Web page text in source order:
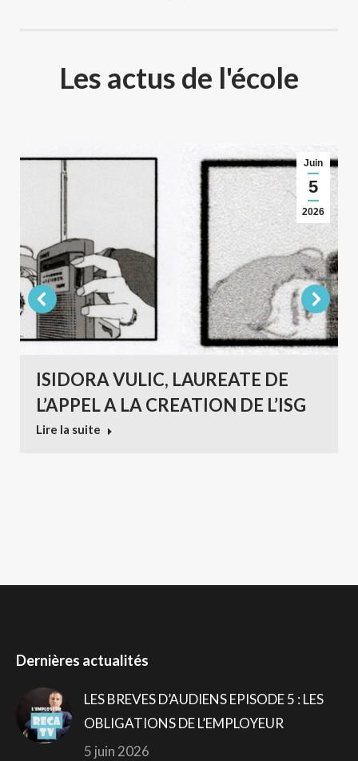
Les actus de l'école
Juin
5
2026
ISIDORA VULIC, LAUREATE DE
L’APPEL A LA CREATION DE L’ISG
Lire la suite
Dernières actualités
LES BREVES D’AUDIENS EPISODE 5 : LES
OBLIGATIONS DE L’EMPLOYEUR
5 juin 2026